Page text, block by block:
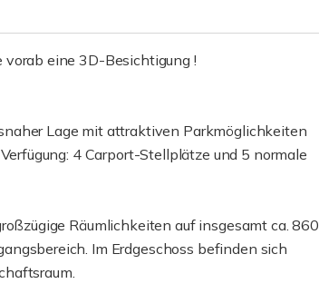
vorab eine 3D-Besichtigung !
Lage mit attraktiven Parkmöglichkeiten
4 Carport-Stellplätze und 5 normale
Räumlichkeiten auf insgesamt ca. 860
Im Erdgeschoss befinden sich